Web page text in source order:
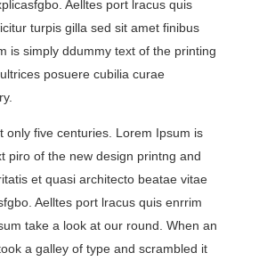
Aelltes port lracus quis
turpis gilla sed sit amet finibus
is simply ddummy text of the printing
posuere cubilia curae
only five centuries. Lorem Ipsum is
piro of the new design printng and
et quasi architecto beatae vitae
Aelltes port lracus quis enrrim
take a look at our round. When an
a galley of type and scrambled it